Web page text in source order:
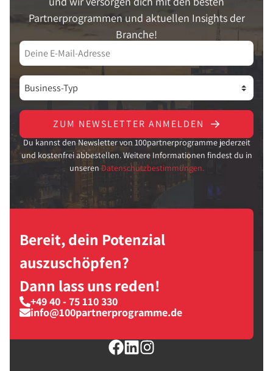
Partnerprogrammen und aktuellen Insights der
Branche!
ZUM NEWSLETTER ANMELDEN
Du kannst den Newsletter von 100partnerprogramme jederzeit
und kostenfrei abbestellen. Weitere Informationen findest du in
unseren Datenschutzbestimmungen.
Bereit, dein Potenzial
auszuschöpfen?
Dann lass uns reden!
+49 40 - 75 110 330
info@100partnerprogramme.de